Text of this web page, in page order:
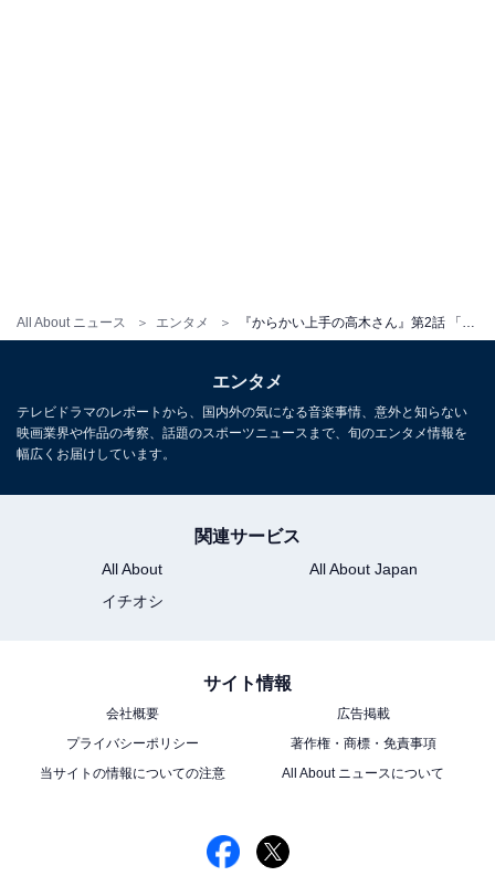
All About ニュース エンタメ
『からかい上手の高木さん』あらすじバックナン
『からかい上手の高木さん』第1話 甘酸っぱい
青春模様に「恋やん…！愛やん…！」「なんだ
この子ぉ」の声
エンタメ
テレビドラマのレポートから、国内外の気になる音楽事情、意外と知らない
映画業界や作品の考察、話題のスポーツニュースまで、旬のエンタメ情報を
幅広くお届けしています。
関連サービス
All About
All About Japan
イチオシ
サイト情報
会社概要
広告掲載
プライバシーポリシー
著作権・商標・免責事項
当サイトの情報についての注意
All About ニュースについて